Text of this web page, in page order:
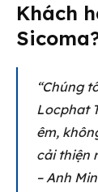
Khách
“Chúng
Locphat
êm,
cải thiện
– Anh